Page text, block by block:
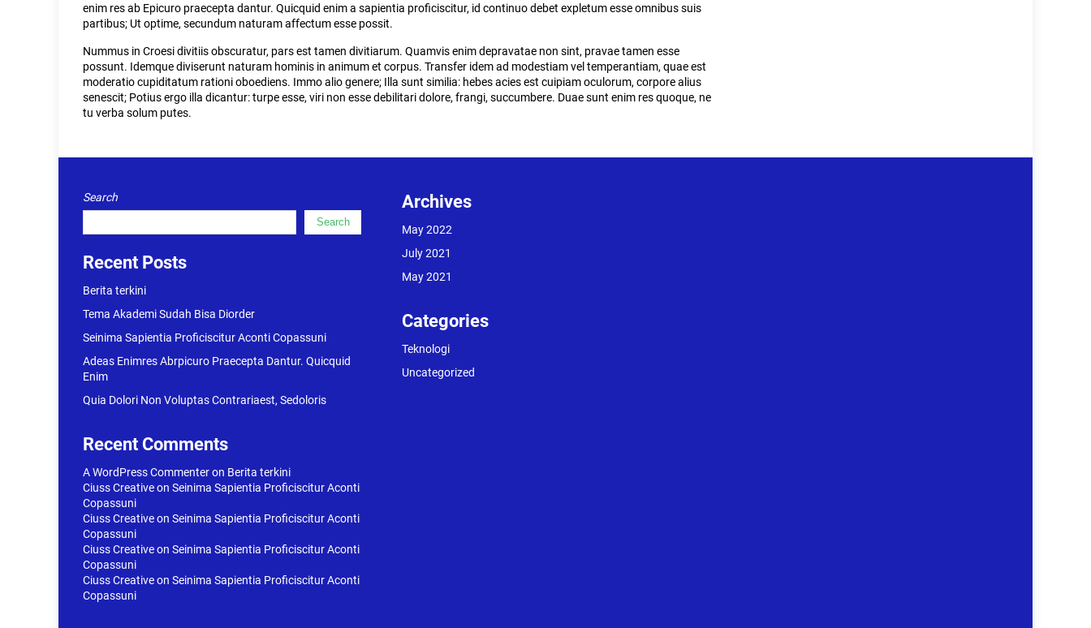
enim res ab Epicuro praecepta dantur. Quicquid enim a sapientia proficiscitur, id continuo debet expletum esse omnibus suis
partibus; Ut optime, secundum naturam affectum esse possit.
Nummus in Croesi divitiis obscuratur, pars est tamen divitiarum. Quamvis enim depravatae non sint, pravae tamen esse
possunt. Idemque diviserunt naturam hominis in animum et corpus. Transfer idem ad modestiam vel temperantiam, quae est
moderatio cupiditatum rationi oboediens. Immo alio genere; Illa sunt similia: hebes acies est cuipiam oculorum, corpore alius
senescit; Potius ergo illa dicantur: turpe esse, viri non esse debilitari dolore, frangi, succumbere. Duae sunt enim res quoque, ne
tu verba solum putes.
Search
Search
Recent Posts
Berita terkini
Tema Akademi Sudah Bisa Diorder
Seinima Sapientia Proficiscitur Aconti Copassuni
Adeas Enimres Abrpicuro Praecepta Dantur. Quicquid
Enim
Quia Dolori Non Voluptas Contrariaest, Sedoloris
Recent Comments
A WordPress Commenteron Berita terkini
Ciuss Creativeon Seinima Sapientia Proficiscitur Aconti
Copassuni
Ciuss Creativeon Seinima Sapientia Proficiscitur Aconti
Copassuni
Ciuss Creativeon Seinima Sapientia Proficiscitur Aconti
Copassuni
Ciuss Creativeon Seinima Sapientia Proficiscitur Aconti
Copassuni
Archives
May 2022
July 2021
May 2021
Categories
Teknologi
Uncategorized